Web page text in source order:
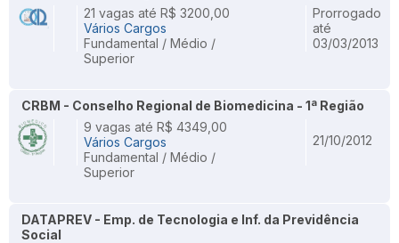
21 vagas até R$ 3200,00
Vários Cargos
Fundamental / Médio /
Superior
Prorrogado
até
03/03/2013
CRBM - Conselho Regional de Biomedicina - 1ª Região
9 vagas até R$ 4349,00
Vários Cargos
Fundamental / Médio /
Superior
21/10/2012
DATAPREV - Emp. de Tecnologia e Inf. da Previdência
Social